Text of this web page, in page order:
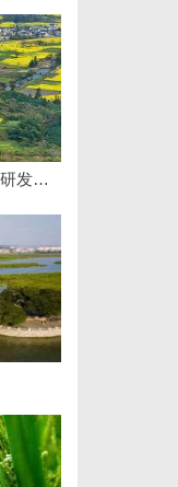
贝净 AC 国际医疗实验室，标准化研发体系全解析